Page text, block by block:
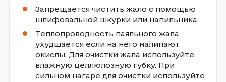
Запрещается чистить жало с помощью
шлифовальной шкурки или напильника.
Теплопроводность паяльного жала
ухудшается если на него налипают
окислы. Для очистки жала используйте
влажную целлюлозную губку. При
сильном нагаре для очистки используйте